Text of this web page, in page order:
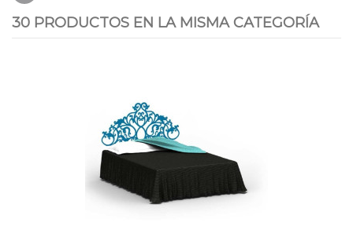
30 PRODUCTOS EN LA MISMA CATEGORÍA